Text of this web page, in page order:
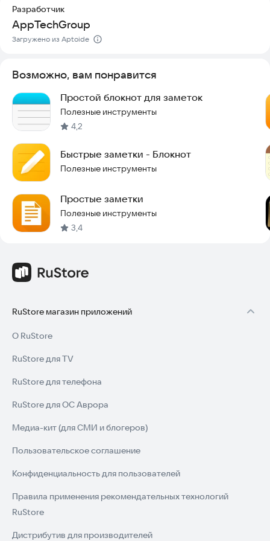
Разработчик
AppTechGroup
Загружено из Aptoide
Возможно, вам понравится
Простой блокнот для заметок
Полезные инструменты
4,2
Быстрые заметки - Блокнот
Полезные инструменты
Простые заметки
Полезные инструменты
3,4
RuStore магазин приложений
О RuStore
RuStore для TV
RuStore для телефона
RuStore для ОС Аврора
Медиа-кит (для СМИ и блогеров)
Пользовательское соглашение
Конфиденциальность для пользователей
Правила применения рекомендательных технологий
RuStore
Дистрибутив для производителей